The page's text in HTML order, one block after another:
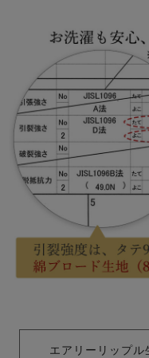
エアリーリップル